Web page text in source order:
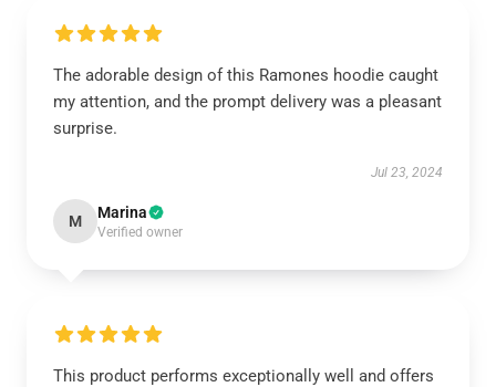
The adorable design of this Ramones hoodie caught
my attention, and the prompt delivery was a pleasant
surprise.
Jul 23, 2024
M Marina
Verified owner
This product performs exceptionally well and offers